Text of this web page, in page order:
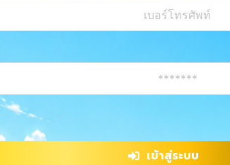
เข้าสู่ระบบ